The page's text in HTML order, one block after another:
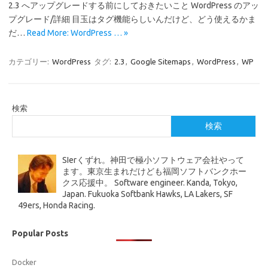
2.3 へアップグレードする前にしておきたいこと WordPress のアッ
プグレード/詳細 目玉はタグ機能らしいんだけど、どう使えるかま
だ… Read More: WordPress … »
カテゴリー: WordPress タグ: 2.3 , Google Sitemaps , WordPress , WP
検索
検索
SIerくずれ。神田で極小ソフトウェア会社やって
ます。東京生まれだけども福岡ソフトバンクホー
クス応援中。 Software engineer. Kanda, Tokyo,
Japan. Fukuoka Softbank Hawks, LA Lakers, SF
49ers, Honda Racing.
Popular Posts
Docker